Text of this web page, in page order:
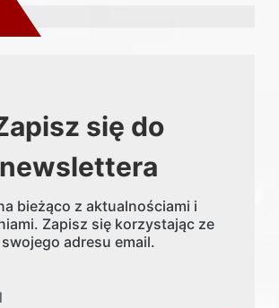
się do
newslettera
bieżąco z aktualnościami i
Zapisz się korzystając ze
swojego adresu email.